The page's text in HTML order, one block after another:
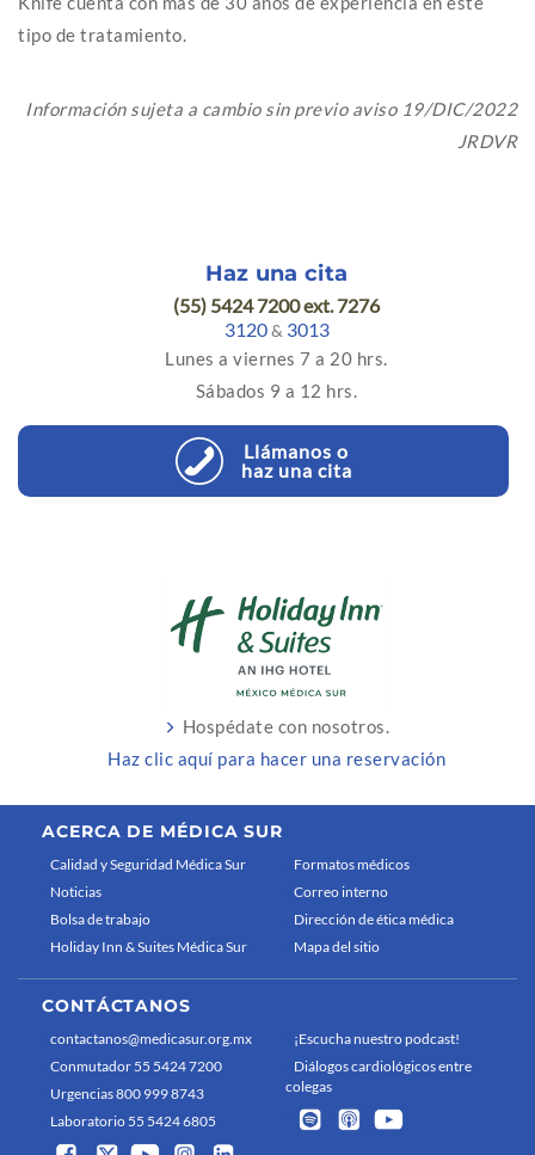
tipo de tratamiento.
Información sujeta a cambio sin previo aviso 19/DIC/2022
JRDVR
Haz una cita
(55) 5424 7200 ext. 7276
3120& 3013
Lunes a viernes 7 a 20 hrs.
Sábados 9 a 12 hrs.
Llámanos o
haz una cita
Hospédate con nosotros.
Haz clic aquí para hacer una reservación
ACERCA DE MÉDICA SUR
Calidad y Seguridad Médica Sur
Noticias
Bolsa de trabajo
Holiday Inn & Suites Médica Sur
Formatos médicos
Correo interno
Dirección de ética médica
Mapa del sitio
CONTÁCTANOS
contactanos@medicasur.org.mx
Conmutador 55 5424 7200
Urgencias 800 999 8743
Laboratorio 55 5424 6805
¡Escucha nuestro podcast!
Diálogos cardiológicos entre
colegas